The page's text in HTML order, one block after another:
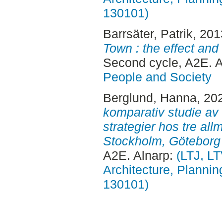
130101)
Barrsäter, Patrik,
Town : the effect
Second cycle, A2E.
People and Society
Berglund, Hanna,
komparativ studie
strategier hos tre
Stockholm,
A2E. Alnarp: (LTJ,
Architecture,
130101)